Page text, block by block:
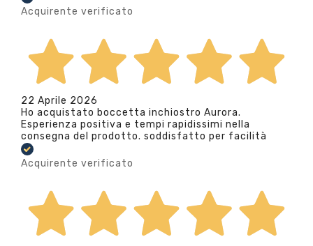
Acquirente verificato
22 Aprile 2026
Ho acquistato boccetta inchiostro Aurora.
Esperienza positiva e tempi rapidissimi nella
consegna del prodotto. soddisfatto per facilità
Acquirente verificato